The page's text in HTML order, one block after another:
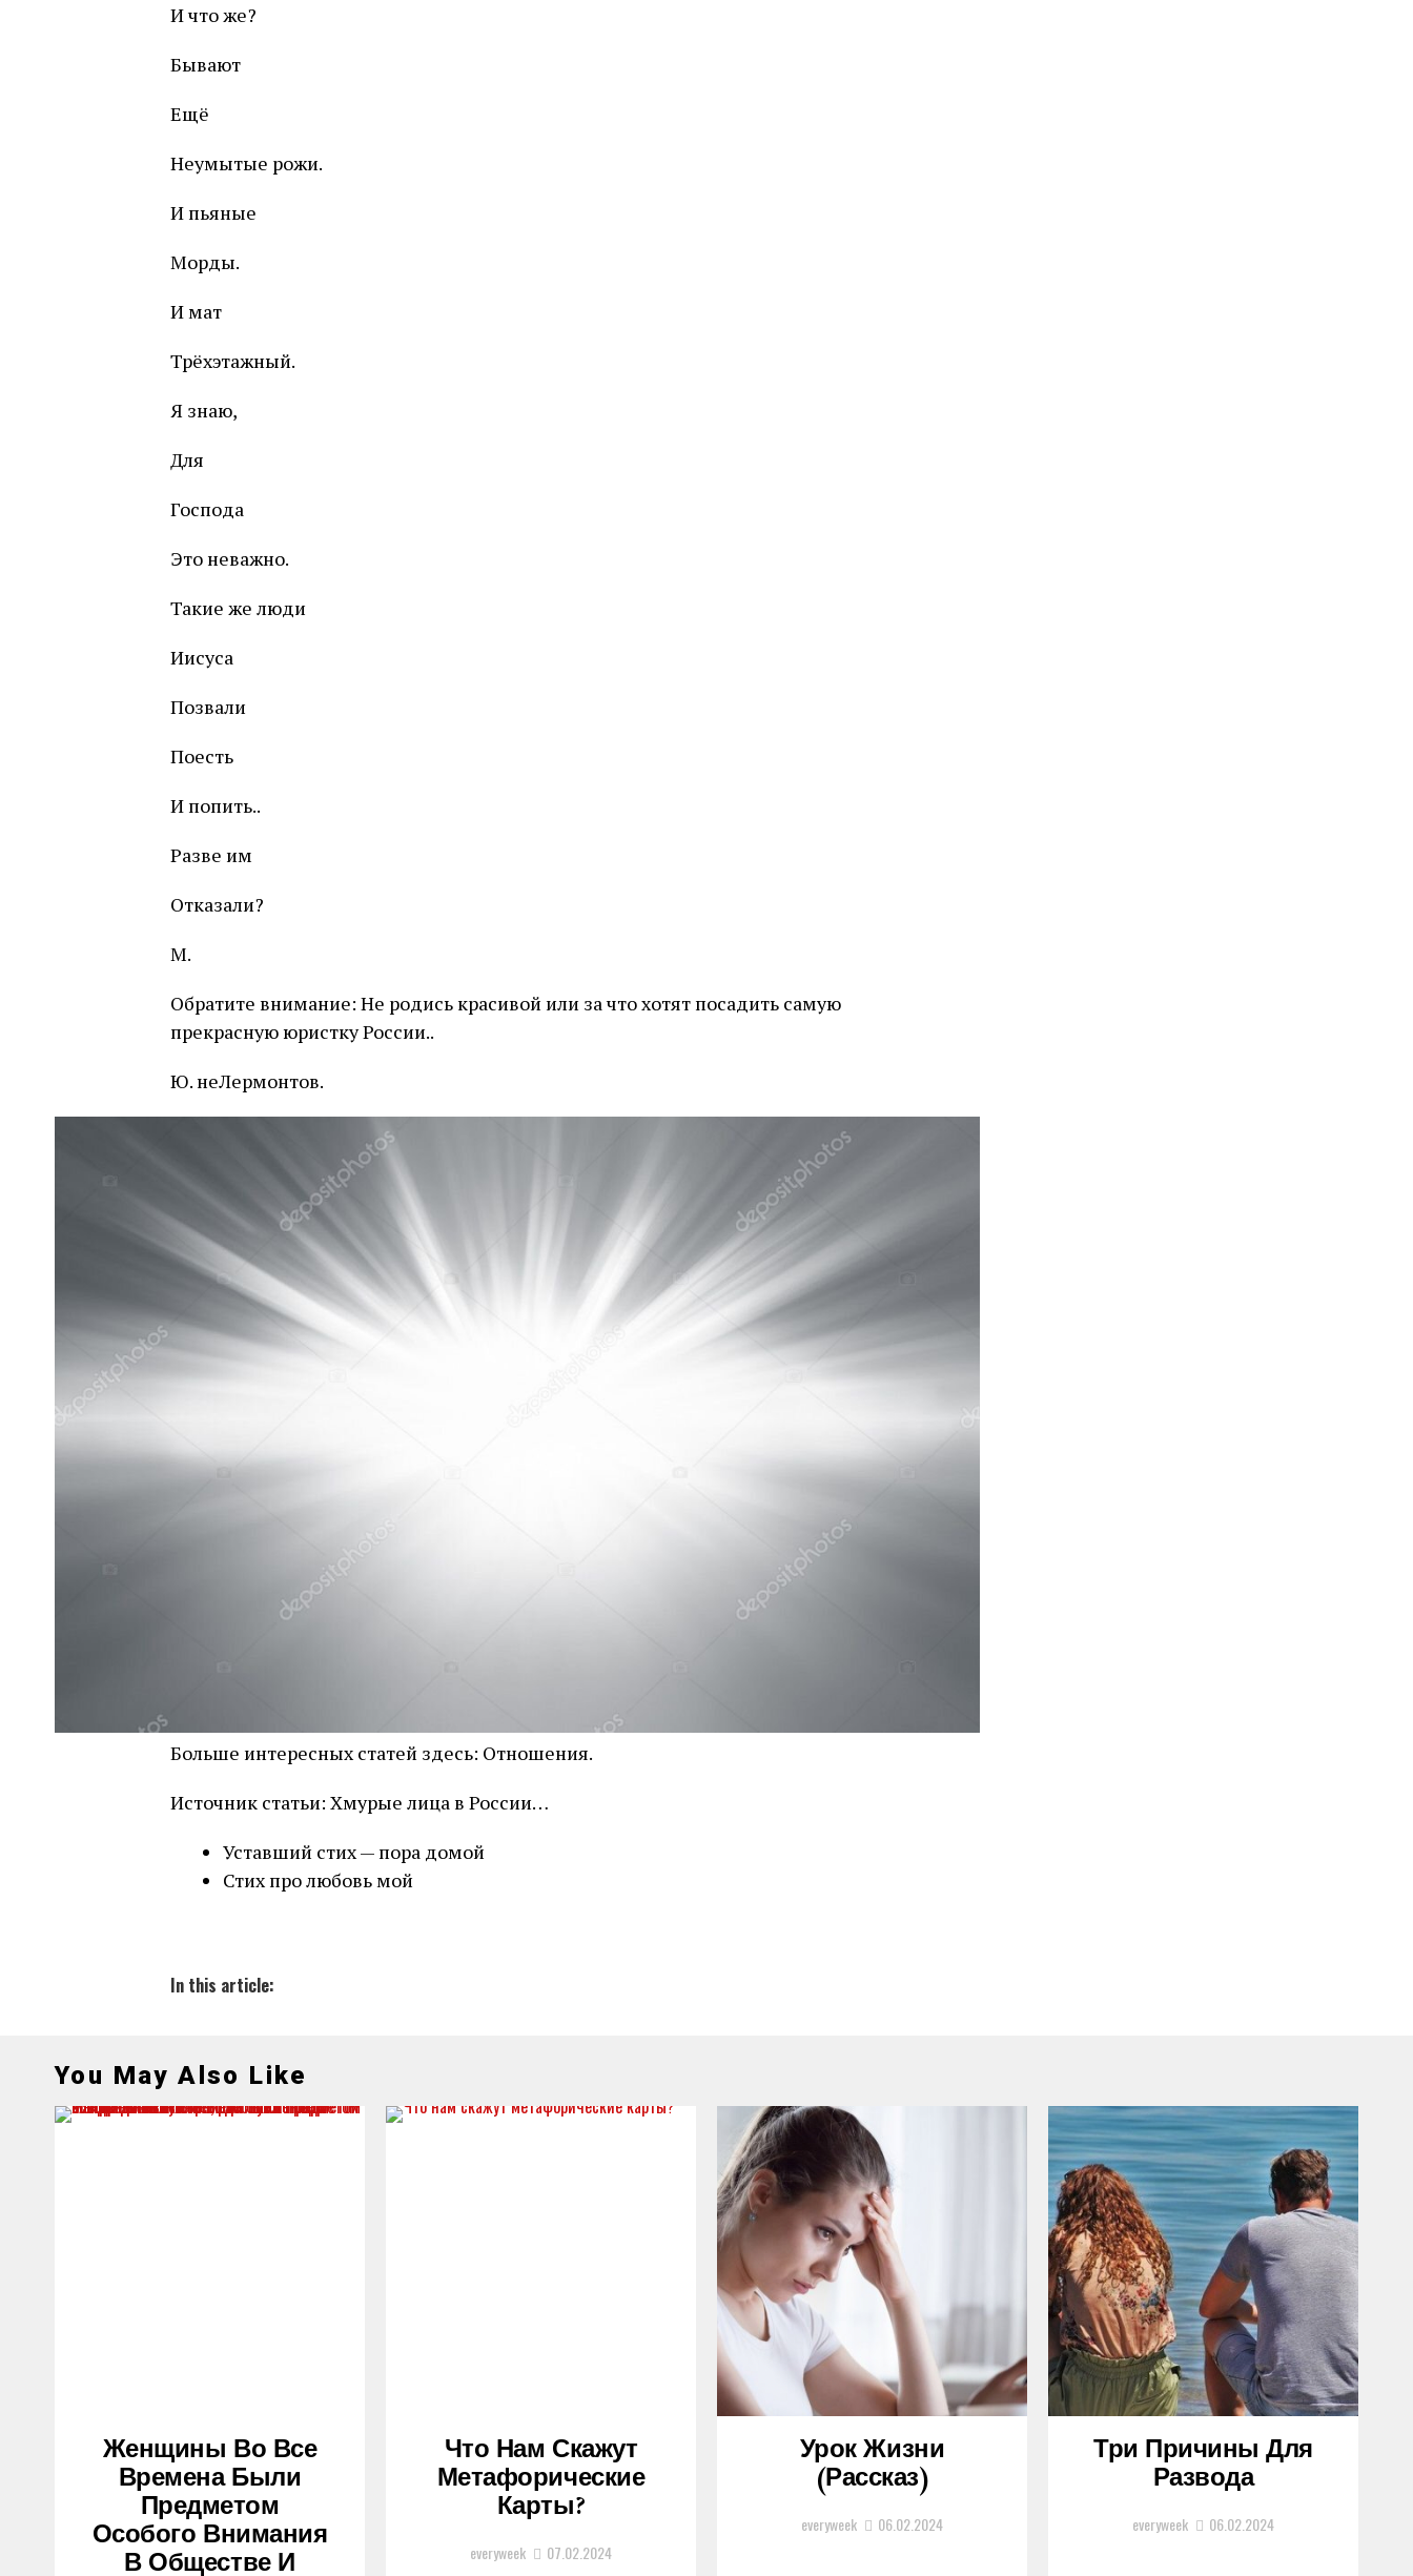
И что же?
Бывают
Ещё
Неумытые рожи.
И пьяные
Морды.
И мат
Трёхэтажный.
Я знаю,
Для
Господа
Это неважно.
Такие же люди
Иисуса
Позвали
Поесть
И попить..
Разве им
Отказали?
М.
Обратите внимание: Не родись красивой или за что хотят посадить самую
прекрасную юристку России..
Ю. неЛермонтов.
Больше интересных статей здесь: Отношения.
Источник статьи: Хмурые лица в России…
Уставший стих — пора домой
Стих про любовь мой
In this article:
You May Also Like
Женщины Во Все
Времена Были
Предметом
Особого Внимания
В Обществе И
Что Нам Скажут
Метафорические
Карты?
everyweek 07.02.2024
Урок Жизни
(рассказ)
everyweek 06.02.2024
Три Причины Для
Развода
everyweek 06.02.2024